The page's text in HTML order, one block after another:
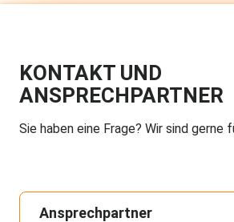
KONTAKT UND
ANSPRECHPARTNER
Sie haben eine Frage? Wir sind gerne
Ansprechpartner